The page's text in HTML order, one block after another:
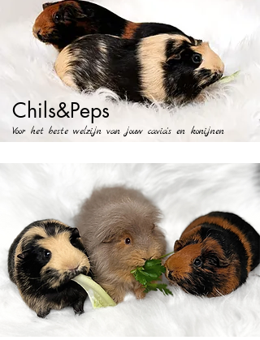
Chils&Peps
Voor het beste welzijn van jouw cavia's en konijnen